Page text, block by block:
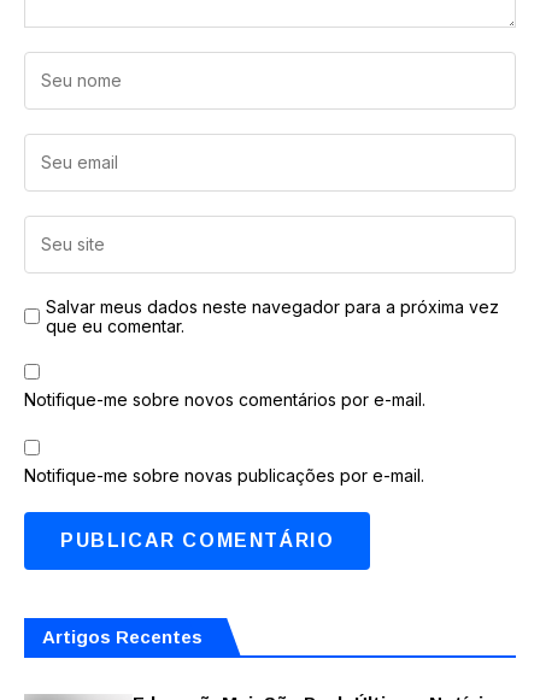
Salvar meus dados neste navegador para a próxima vez
que eu comentar.
Notifique-me sobre novos comentários por e-mail.
Notifique-me sobre novas publicações por e-mail.
Artigos Recentes